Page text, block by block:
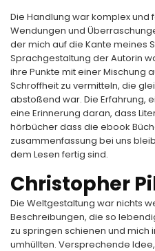
Die Handlung war komplex und
Wendungen und
der mich auf die Kante meines
Sprachgestaltung der Autorin
ihre Punkte mit einer Mischung
Schroffheit zu vermitteln, die
abstoßend war. Die Erfahrung,
eine Erinnerung daran, dass
hörbücher dass die ebook
zusammenfassung bei uns
dem Lesen fertig sind.
Christopher
Die Weltgestaltung war nichts
Beschreibungen, die so
zu springen schienen und mich
umhüllten. Versprechende